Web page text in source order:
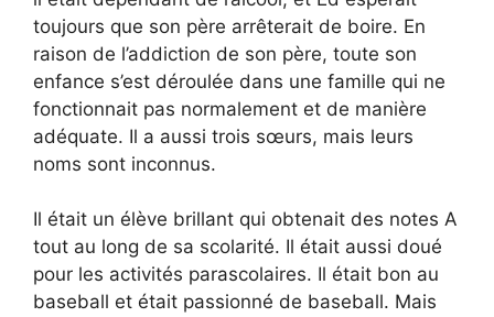
toujours que son père arrêterait de boire. En
raison de l’addiction de son père, toute son
enfance s’est déroulée dans une famille qui ne
fonctionnait pas normalement et de manière
adéquate. Il a aussi trois sœurs, mais leurs
noms sont inconnus.
Il était un élève brillant qui obtenait des notes A
tout au long de sa scolarité. Il était aussi doué
pour les activités parascolaires. Il était bon au
baseball et était passionné de baseball. Mais